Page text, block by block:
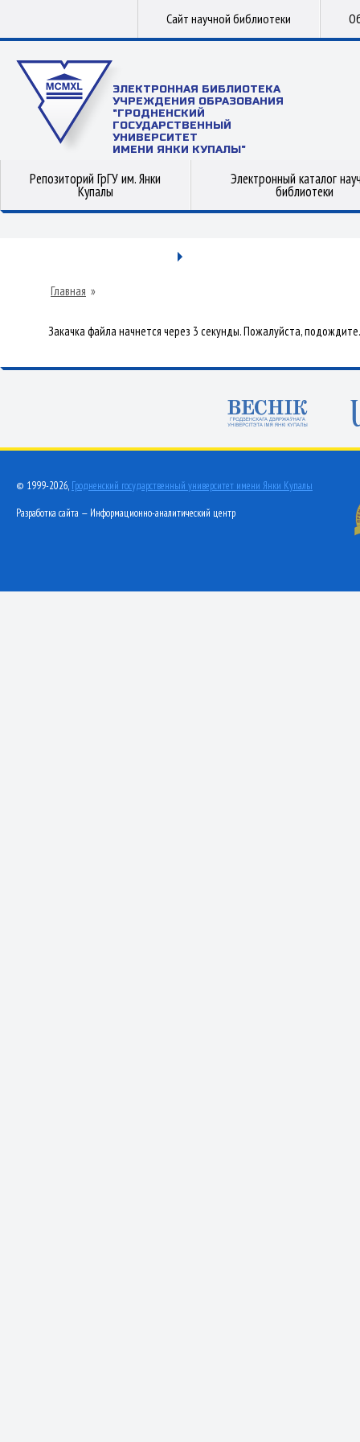
Сайт научной библиотеки
ЭЛЕКТРОННАЯ БИБЛИОТЕКА
УЧРЕЖДЕНИЯ ОБРАЗОВАНИЯ
"ГРОДНЕНСКИЙ
ГОСУДАРСТВЕННЫЙ
УНИВЕРСИТЕТ
ИМЕНИ ЯНКИ КУПАЛЫ"
Репозиторий ГрГУ им. Янки
Купалы
Электронный каталог
библиотеки
Главная »
Закачка файла начнется через 3 секунды. Пожалуйста, подождите.
© 1999-2026, Гродненский государственный университет имени Янки Купалы
Разработка сайта — Информационно-аналитический центр